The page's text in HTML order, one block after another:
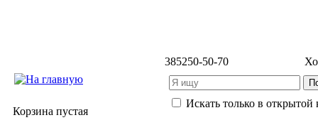
385250-50-70
Искать только в открытой
Корзина пустая